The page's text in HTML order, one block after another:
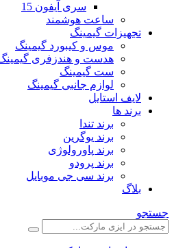
سری آیفون 15
ساعت هوشمند
تجهیزات گیمینگ
موس و کیبورد گیمینگ
هدست و هندزفری
ست گیمینگ
لوازم جانبی گیمینگ
لایف استایل
برند ها
برند تندا
برند یوگرین
برند پاورولوژی
برند پرودو
برند سی جی موبایل
بلاگ
جستجو